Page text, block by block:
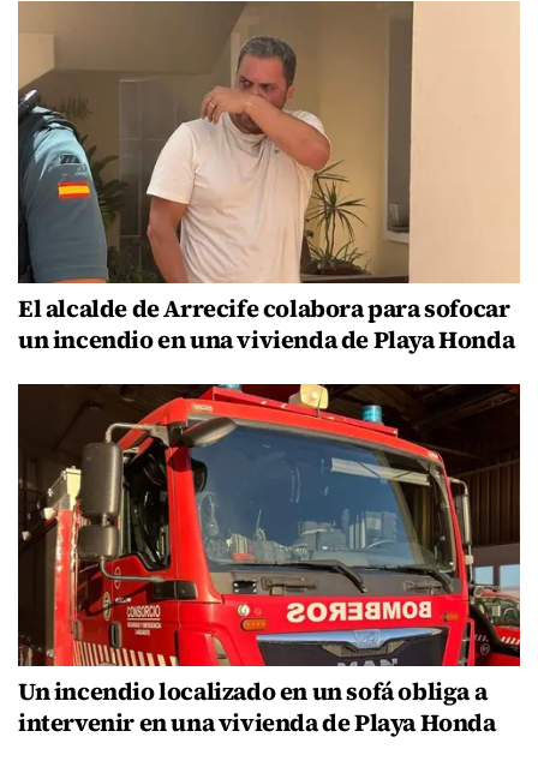
El alcalde de Arrecife colabora para sofocar
un incendio en una vivienda de Playa Honda
Un incendio localizado en un sofá obliga a
intervenir en una vivienda de Playa Honda